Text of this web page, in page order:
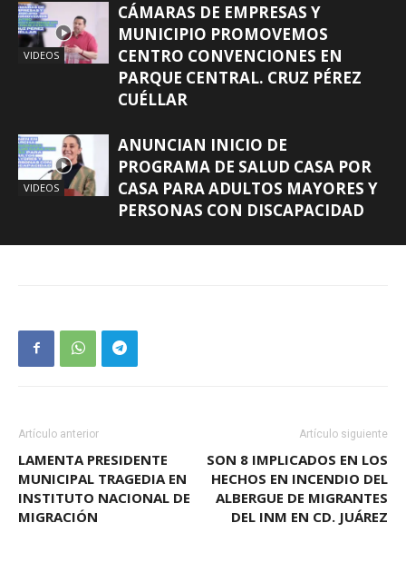
VIDEOS
CÁMARAS DE EMPRESAS Y
MUNICIPIO PROMOVEMOS
CENTRO CONVENCIONES EN
PARQUE CENTRAL. CRUZ PÉREZ
CUÉLLAR
VIDEOS
ANUNCIAN INICIO DE
PROGRAMA DE SALUD CASA POR
CASA PARA ADULTOS MAYORES Y
PERSONAS CON DISCAPACIDAD
Artículo anterior
LAMENTA PRESIDENTE
MUNICIPAL TRAGEDIA EN
INSTITUTO NACIONAL DE
MIGRACIÓN
Artículo siguiente
SON 8 IMPLICADOS EN LOS
HECHOS EN INCENDIO DEL
ALBERGUE DE MIGRANTES
DEL INM EN CD. JUÁREZ